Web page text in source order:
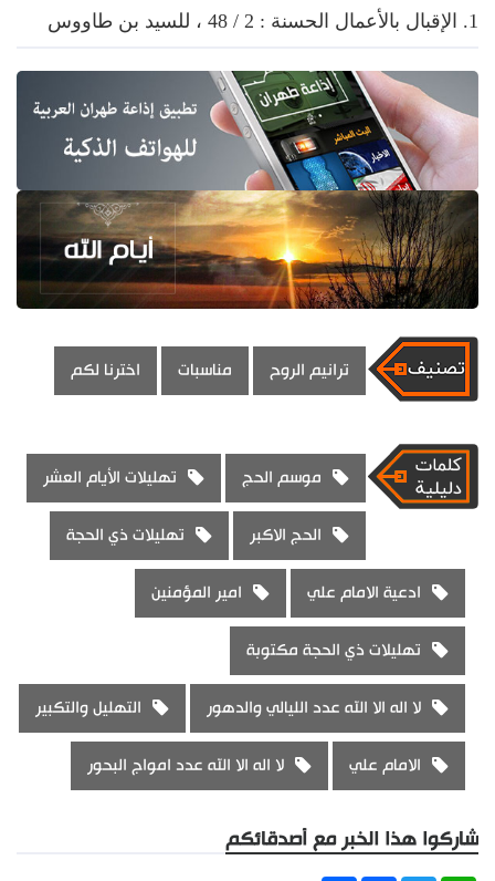
1. الإقبال بالأعمال الحسنة : 2 / 48 ، للسيد بن طاووس
ترانيم الروح مناسبات اخترنا لكم
موسم الحج تهليلات الأيام العشر
الحج الاكبر تهليلات ذي الحجة
ادعية الامام علي امير المؤمنين
تهليلات ذي الحجة مكتوبة
لا اله الا الله عدد الليالي والدهور التهليل والتكبير
الامام علي لا اله الا الله عدد امواج البحور
شاركوا هذا الخبر مع أصدقائكم